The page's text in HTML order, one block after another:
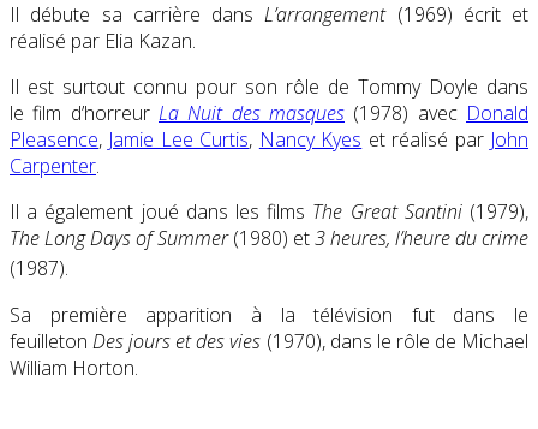
Il débute sa carrière dansL’arrangement(1969) écrit et
réalisé par Elia Kazan.
Il est surtout connu pour son rôle de Tommy Doyle dans
le film d’horreur La Nuit des masques (1978) avec Donald
Pleasence, Jamie Lee Curtis, Nancy Kyes et réalisé par John
Carpenter.
Il a également joué dans les films The Great Santini(1979),
The Long Days of Summer(1980) et3 heures, l’heure du crime
(1987).
Sa première apparition à la télévision fut dans le
feuilletonDes jours et des vies (1970), dans le rôle de Michael
William Horton.